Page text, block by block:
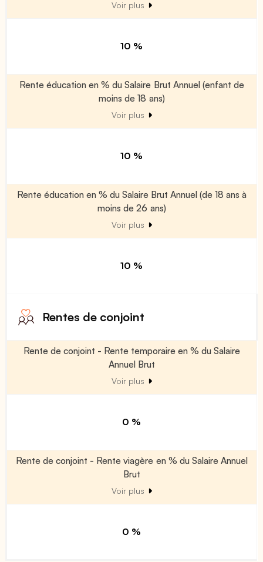
Voir plus
10 %
Rente éducation en % du Salaire Brut Annuel (enfant de
moins de 18 ans)
Voir plus
10 %
Rente éducation en % du Salaire Brut Annuel (de 18 ans à
moins de 26 ans)
Voir plus
10 %
Rentes de conjoint
Rente de conjoint - Rente temporaire en % du Salaire
Annuel Brut
Voir plus
0 %
Rente de conjoint - Rente viagère en % du Salaire Annuel
Brut
Voir plus
0 %